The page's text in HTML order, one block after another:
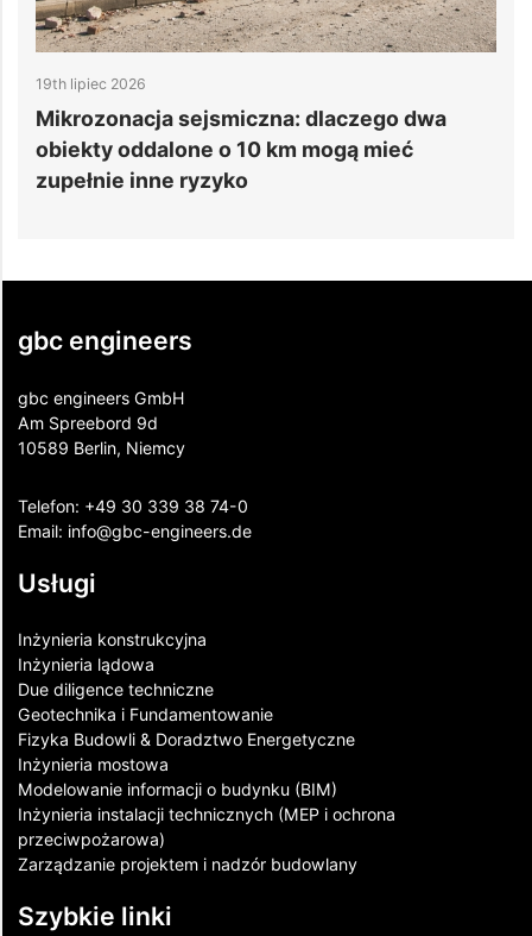
dwa
14th lipiec 2026
6 powodów, dla których projekty
danych przekraczają budżet
gbc engineers
gbc engineers GmbH
Am Spreebord 9d
10589 Berlin, Niemcy
Telefon: +49 30 339 38 74-0
Email: info@gbc-engineers.de
Usługi
Inżynieria konstrukcyjna
Inżynieria lądowa
Due diligence techniczne
Geotechnika i Fundamentowanie
Fizyka Budowli & Doradztwo Energetyczne
Inżynieria mostowa
Modelowanie informacji o budynku (BIM)
Inżynieria instalacji technicznych (MEP i ochrona
przeciwpożarowa)
Zarządzanie projektem i nadzór budowlany
Szybkie linki